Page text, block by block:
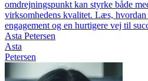
omdrejningspunkt kan styrke både
virksomhedens kvalitet. Læs,
engagement og en hurtigere vej til
Asta Petersen
Asta
Petersen